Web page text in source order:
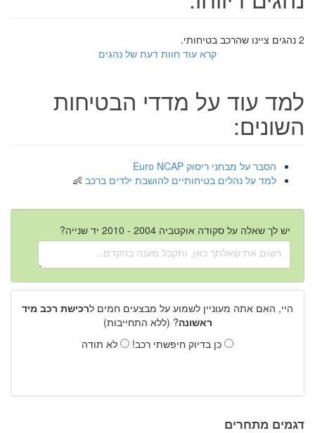
2 נהגים ציינו שהרכב בטיחותי.
קרא עוד חוות דעת של נהגים
למד עוד על מדדי הבטיחות
השונים:
הסבר על מבחני ריסוק Euro NCAP
למד על נהלים בטיחותיים להושבת ילדים ברכב
יש לך שאלה על סקודה אוקטביה 2004 - 2010 יד שנייה?
היי, האם אתה מעוניין לשמוע על מבצעים חמים לרכישת רכב מיד
ראשונה? (ללא התחייבות)
כן בדיוק חיפשתי רכב!
לא תודה
דגמים מתחרים